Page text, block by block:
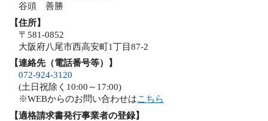
谷頭 善勝
【住所】
〒581-0852
大阪府八尾市西高安町1丁目87-2
【連絡先（電話番号等）】
072-924-3120
(土日祝除く10:00～17:00)
※WEBからのお問い合わせはこちら
【適格請求書発行事業者の登録】